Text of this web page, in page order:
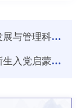
沿》学术报告会
党启蒙大会